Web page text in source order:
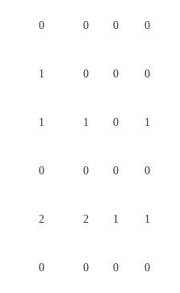
0 0 0 0
1 0 0 0
1 1 0 1
0 0 0 0
2 2 1 1
0 0 0 0